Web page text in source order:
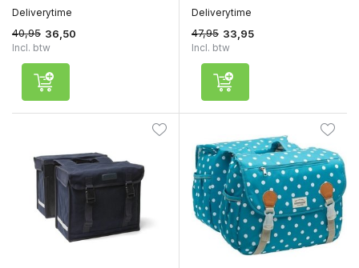
Deliverytime
40,95 36,50
Incl. btw
Deliverytime
47,95 33,95
Incl. btw